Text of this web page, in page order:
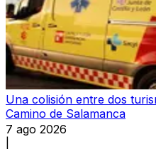
Una colisión entre dos
Camino de Salamanca
7 ago 2026